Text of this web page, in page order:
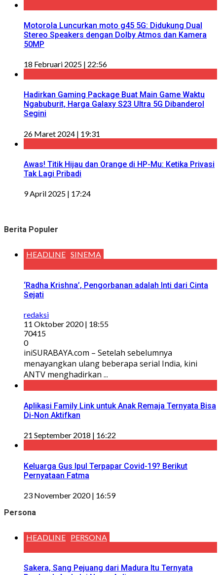
Motorola Luncurkan moto g45 5G: Didukung Dual
Stereo Speakers dengan Dolby Atmos dan Kamera
50MP
18 Februari 2025 | 22:56
Hadirkan Gaming Package Buat Main Game Waktu
Ngabuburit, Harga Galaxy S23 Ultra 5G Dibanderol
Segini
26 Maret 2024 | 19:31
Awas! Titik Hijau dan Orange di HP-Mu: Ketika Privasi
Tak Lagi Pribadi
9 April 2025 | 17:24
Berita Populer
HEADLINE SINEMA
‘Radha Krishna’, Pengorbanan adalah Inti dari Cinta
Sejati
redaksi
11 Oktober 2020 | 18:55
70415
0
iniSURABAYA.com – Setelah sebelumnya
menayangkan ulang beberapa serial India, kini
ANTV menghadirkan ...
Aplikasi Family Link untuk Anak Remaja Ternyata Bisa
Di-Non Aktifkan
21 September 2018 | 16:22
Keluarga Gus Ipul Terpapar Covid-19? Berikut
Pernyataan Fatma
23 November 2020 | 16:59
Persona
HEADLINE PERSONA
Sakera, Sang Pejuang dari Madura Itu Ternyata